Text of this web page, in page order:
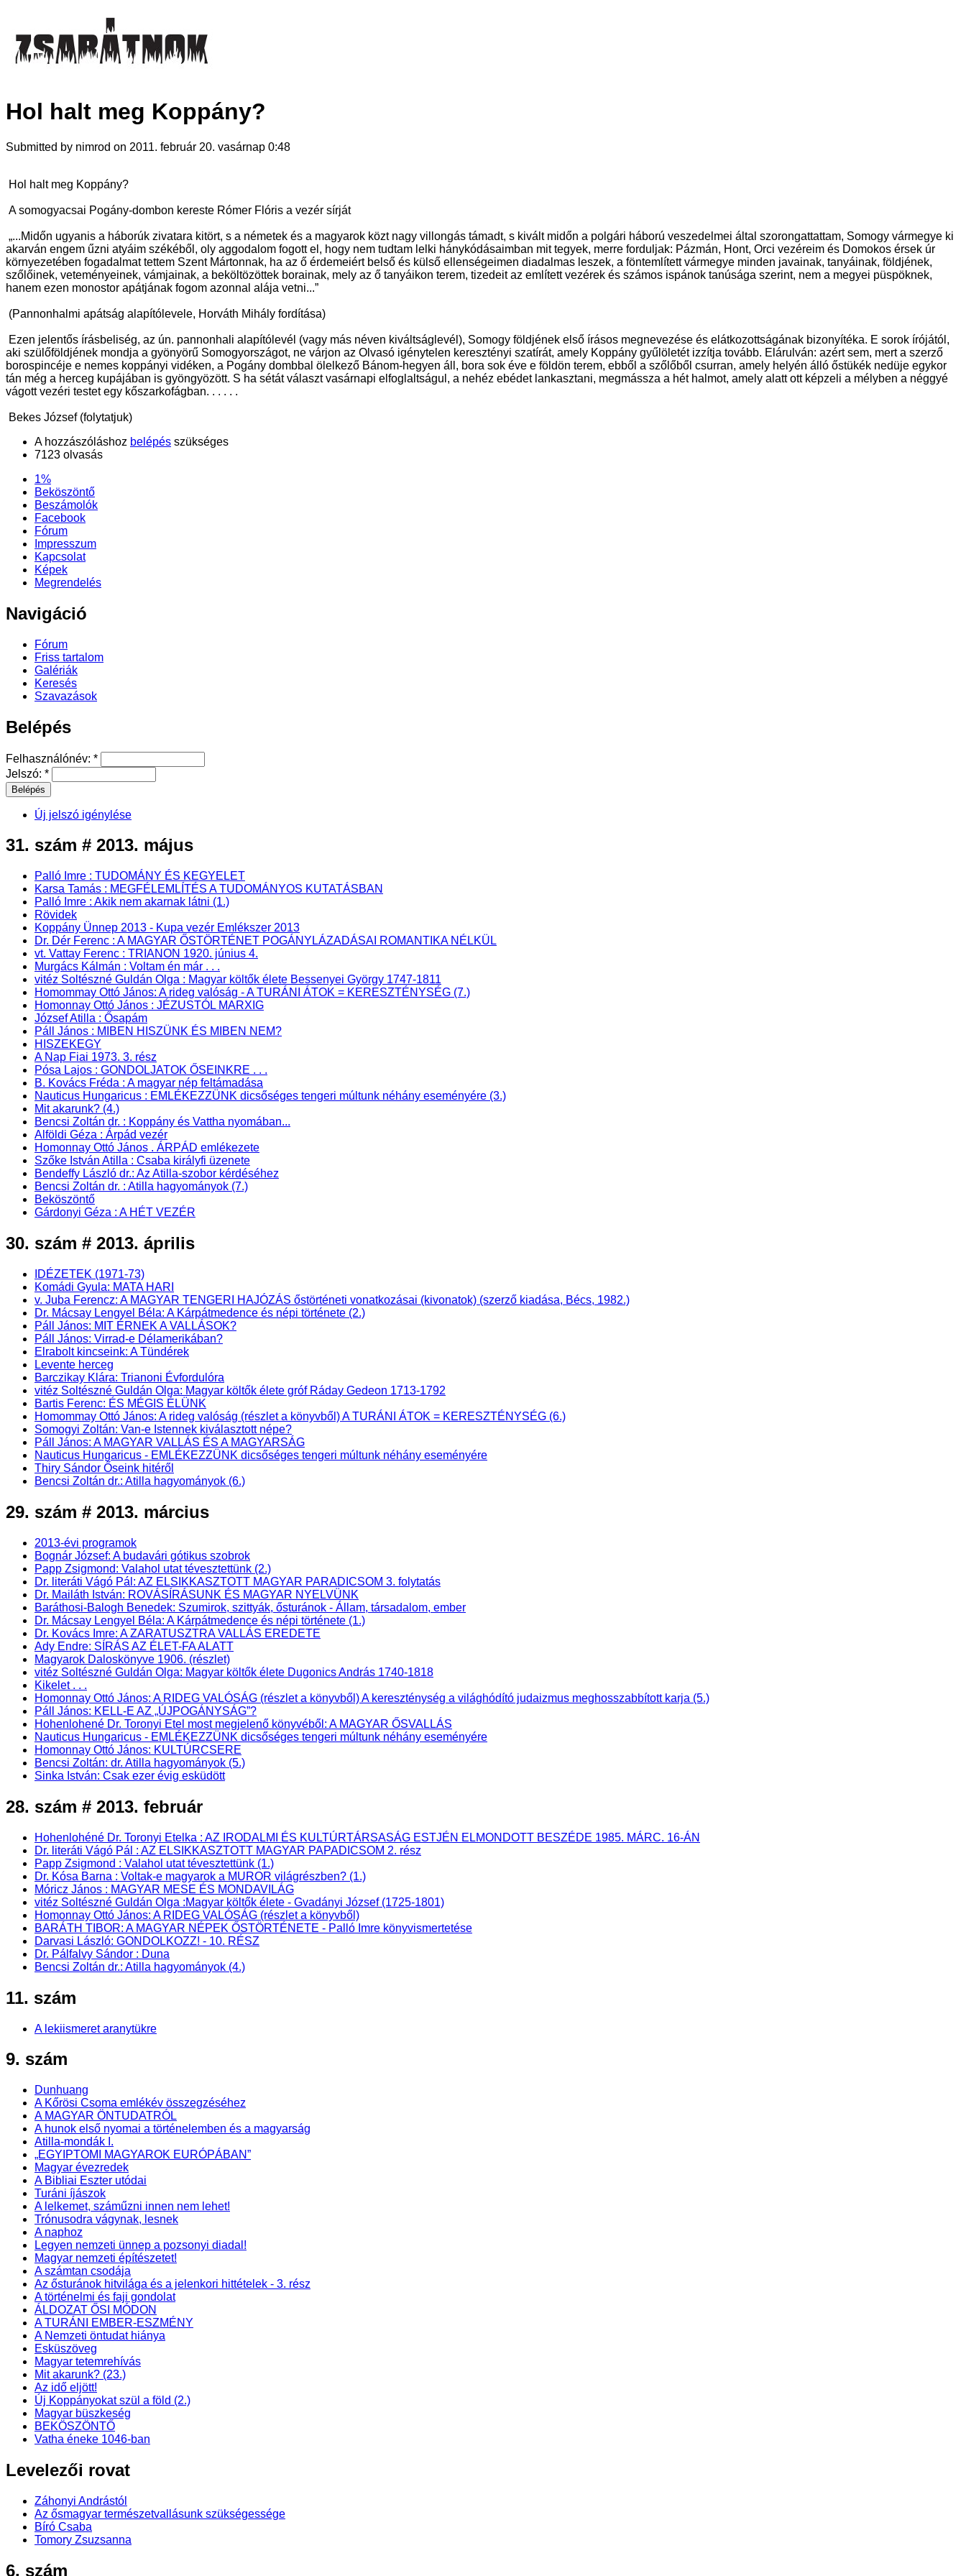
Hol halt meg Koppány?
Submitted by nimrod on 2011. február 20. vasárnap 0:48
Hol halt meg Koppány?
A somogyacsai Pogány-dombon kereste Rómer Flóris a vezér sírját
„...Midőn ugyanis a háborúk zivatara kitört, s a németek és a magyarok közt nagy villongás támadt, s kivált midőn a polgári háború veszedelmei által szorongattattam, Somogy vármegye ki
akarván engem űzni atyáim székéből, oly aggodalom fogott el, hogy nem tudtam lelki hánykódásaimban mit tegyek, merre forduljak: Pázmán, Hont, Orci vezéreim és Domokos érsek úr
környezetében fogadalmat tettem Szent Mártonnak, ha az ő érdemeiért belső és külső ellenségeimen diadalmas leszek, a föntemlített vármegye minden javainak, tanyáinak, földjének,
szőlőinek, veteményeinek, vámjainak, a beköltözöttek borainak, mely az ő tanyáikon terem, tizedeit az említett vezérek és számos ispánok tanúsága szerint, nem a megyei püspöknek,
hanem ezen monostor apátjának fogom azonnal alája vetni...”
(Pannonhalmi apátság alapítólevele, Horváth Mihály fordítása)
Ezen jelentős írásbeliség, az ún. pannonhali alapítólevél (vagy más néven kiváltságlevél), Somogy földjének első írásos megnevezése és elátkozottságának bizonyítéka. E sorok írójától,
aki szülőföldjének mondja a gyönyörű Somogyországot, ne várjon az Olvasó igénytelen keresztényi szatírát, amely Koppány gyűlöletét izzítja tovább. Elárulván: azért sem, mert a szerző
borospincéje e nemes koppányi vidéken, a Pogány dombbal ölelkező Bánom-hegyen áll, bora sok éve e földön terem, ebből a szőlőből csurran, amely helyén álló őstükék nedüje egykor
tán még a herceg kupájában is gyöngyözött. S ha sétát választ vasárnapi elfoglaltságul, a nehéz ebédet lankasztani, megmássza a hét halmot, amely alatt ott képzeli a mélyben a néggyé
vágott vezéri testet egy kőszarkofágban. . . . . .
Bekes József (folytatjuk)
A hozzászóláshoz belépés szükséges
7123 olvasás
1%
Beköszöntő
Beszámolók
Facebook
Fórum
Impresszum
Kapcsolat
Képek
Megrendelés
Navigáció
Fórum
Friss tartalom
Galériák
Keresés
Szavazások
Belépés
Felhasználónév: *
Jelszó: *
Új jelszó igénylése
31. szám # 2013. május
Palló Imre : TUDOMÁNY ÉS KEGYELET
Karsa Tamás : MEGFÉLEMLÍTÉS A TUDOMÁNYOS KUTATÁSBAN
Palló Imre : Akik nem akarnak látni (1.)
Rövidek
Koppány Ünnep 2013 - Kupa vezér Emlékszer 2013
Dr. Dér Ferenc : A MAGYAR ŐSTÖRTÉNET POGÁNYLÁZADÁSAI ROMANTIKA NÉLKÜL
vt. Vattay Ferenc : TRIANON 1920. június 4.
Murgács Kálmán : Voltam én már . . .
vitéz Soltészné Guldán Olga : Magyar költők élete Bessenyei György 1747-1811
Homommay Ottó János: A rideg valóság - A TURÁNI ÁTOK = KERESZTÉNYSÉG (7.)
Homonnay Ottó János : JÉZUSTÓL MARXIG
József Atilla : Ősapám
Páll János : MIBEN HISZÜNK ÉS MIBEN NEM?
HISZEKEGY
A Nap Fiai 1973. 3. rész
Pósa Lajos : GONDOLJATOK ŐSEINKRE . . .
B. Kovács Fréda : A magyar nép feltámadása
Nauticus Hungaricus : EMLÉKEZZÜNK dicsőséges tengeri múltunk néhány eseményére (3.)
Mit akarunk? (4.)
Bencsi Zoltán dr. : Koppány és Vattha nyomában...
Alföldi Géza : Árpád vezér
Homonnay Ottó János . ÁRPÁD emlékezete
Szőke István Atilla : Csaba királyfi üzenete
Bendeffy László dr.: Az Atilla-szobor kérdéséhez
Bencsi Zoltán dr. : Atilla hagyományok (7.)
Beköszöntő
Gárdonyi Géza : A HÉT VEZÉR
30. szám # 2013. április
IDÉZETEK (1971-73)
Komádi Gyula: MATA HARI
v. Juba Ferencz: A MAGYAR TENGERI HAJÓZÁS őstörténeti vonatkozásai (kivonatok) (szerző kiadása, Bécs, 1982.)
Dr. Mácsay Lengyel Béla: A Kárpátmedence és népi története (2.)
Páll János: MIT ÉRNEK A VALLÁSOK?
Páll János: Virrad-e Délamerikában?
Elrabolt kincseink: A Tündérek
Levente herceg
Barczikay Klára: Trianoni Évfordulóra
vitéz Soltészné Guldán Olga: Magyar költők élete gróf Ráday Gedeon 1713-1792
Bartis Ferenc: ÉS MÉGIS ÉLÜNK
Homommay Ottó János: A rideg valóság (részlet a könyvből) A TURÁNI ÁTOK = KERESZTÉNYSÉG (6.)
Somogyi Zoltán: Van-e Istennek kiválasztott népe?
Páll János: A MAGYAR VALLÁS ÉS A MAGYARSÁG
Nauticus Hungaricus - EMLÉKEZZÜNK dicsőséges tengeri múltunk néhány eseményére
Thiry Sándor Őseink hitéről
Bencsi Zoltán dr.: Atilla hagyományok (6.)
29. szám # 2013. március
2013-évi programok
Bognár József: A budavári gótikus szobrok
Papp Zsigmond: Valahol utat tévesztettünk (2.)
Dr. literáti Vágó Pál: AZ ELSIKKASZTOTT MAGYAR PARADICSOM 3. folytatás
Dr. Mailáth István: ROVÁSÍRÁSUNK ÉS MAGYAR NYELVÜNK
Baráthosi-Balogh Benedek: Szumirok, szittyák, ősturánok - Állam, társadalom, ember
Dr. Mácsay Lengyel Béla: A Kárpátmedence és népi története (1.)
Dr. Kovács Imre: A ZARATUSZTRA VALLÁS EREDETE
Ady Endre: SÍRÁS AZ ÉLET-FA ALATT
Magyarok Daloskönyve 1906. (részlet)
vitéz Soltészné Guldán Olga: Magyar költők élete Dugonics András 1740-1818
Kikelet . . .
Homonnay Ottó János: A RIDEG VALÓSÁG (részlet a könyvből) A kereszténység a világhódító judaizmus meghosszabbított karja (5.)
Páll János: KELL-E AZ „ÚJPOGÁNYSÁG”?
Hohenlohené Dr. Toronyi Etel most megjelenő könyvéből: A MAGYAR ŐSVALLÁS
Nauticus Hungaricus - EMLÉKEZZÜNK dicsőséges tengeri múltunk néhány eseményére
Homonnay Ottó János: KULTÚRCSERE
Bencsi Zoltán: dr. Atilla hagyományok (5.)
Sinka István: Csak ezer évig esküdött
28. szám # 2013. február
Hohenlohéné Dr. Toronyi Etelka : AZ IRODALMI ÉS KULTÚRTÁRSASÁG ESTJÉN ELMONDOTT BESZÉDE 1985. MÁRC. 16-ÁN
Dr. literáti Vágó Pál : AZ ELSIKKASZTOTT MAGYAR PAPADICSOM 2. rész
Papp Zsigmond : Valahol utat tévesztettünk (1.)
Dr. Kósa Barna : Voltak-e magyarok a MUROR világrészben? (1.)
Móricz János : MAGYAR MESE ÉS MONDAVILÁG
vitéz Soltészné Guldán Olga :Magyar költők élete - Gvadányi József (1725-1801)
Homonnay Ottó János: A RIDEG VALÓSÁG (részlet a könyvből)
BARÁTH TIBOR: A MAGYAR NÉPEK ŐSTÖRTÉNETE - Palló Imre könyvismertetése
Darvasi László: GONDOLKOZZ! - 10. RÉSZ
Dr. Pálfalvy Sándor : Duna
Bencsi Zoltán dr.: Atilla hagyományok (4.)
11. szám
A lekiismeret aranytükre
9. szám
Dunhuang
A Kőrösi Csoma emlékév összegzéséhez
A MAGYAR ÖNTUDATRÓL
A hunok első nyomai a történelemben és a magyarság
Atilla-mondák I.
„EGYIPTOMI MAGYAROK EURÓPÁBAN”
Magyar évezredek
A Bibliai Eszter utódai
Turáni íjászok
A lelkemet, száműzni innen nem lehet!
Trónusodra vágynak, lesnek
A naphoz
Legyen nemzeti ünnep a pozsonyi diadal!
Magyar nemzeti építészetet!
A számtan csodája
Az ősturánok hitvilága és a jelenkori hittételek - 3. rész
A történelmi és faji gondolat
ÁLDOZAT ŐSI MÓDON
A TURÁNI EMBER-ESZMÉNY
A Nemzeti öntudat hiánya
Esküszöveg
Magyar tetemrehívás
Mit akarunk? (23.)
Az idő eljött!
Új Koppányokat szül a föld (2.)
Magyar büszkeség
BEKÖSZÖNTŐ
Vatha éneke 1046-ban
Levelezői rovat
Záhonyi Andrástól
Az ősmagyar természetvallásunk szükségessége
Bíró Csaba
Tomory Zsuzsanna
6. szám